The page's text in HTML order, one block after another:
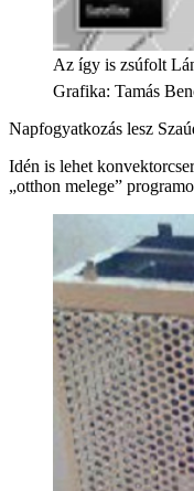
Az így is zsúfolt
Grafika: Tamás
Napfogyatkozás lesz
Idén is lehet
„otthon melege”